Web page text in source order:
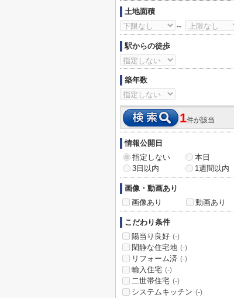
土地面積
～
駅からの徒歩
築年数
1件が該当
情報公開日
指定しない
本日
3日以内
1週間以内
画像・動画あり
画像あり
動画あり
こだわり条件
陽当り良好 (-)
閑静な住宅地 (-)
リフォーム済 (-)
輸入住宅 (-)
二世帯住宅 (-)
システムキッチン (-)